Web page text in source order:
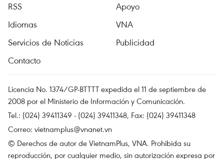
RSS
Apoyo
Idiomas
VNA
Servicios de Noticias
Publicidad
Contacto
Licencia No. 1374/GP-BTTTT expedida el 11 de septiembre de
2008 por el Ministerio de Información y Comunicación.
Tel.: (024) 39411349 - (024) 39411348, Fax: (024) 39411348
Correo: vietnamplus@vnanet.vn
© Derechos de autor de VietnamPlus, VNA. Prohibida su
reproducción, por cualquier medio, sin autorización expresa por